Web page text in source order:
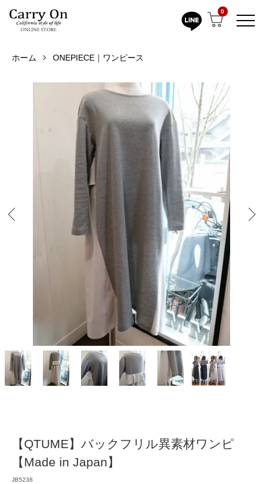
0
ホーム ONEPIECE｜ワンピース
【QTUME】バックフリル異素材ワンピ
【Made in Japan】
JB5238